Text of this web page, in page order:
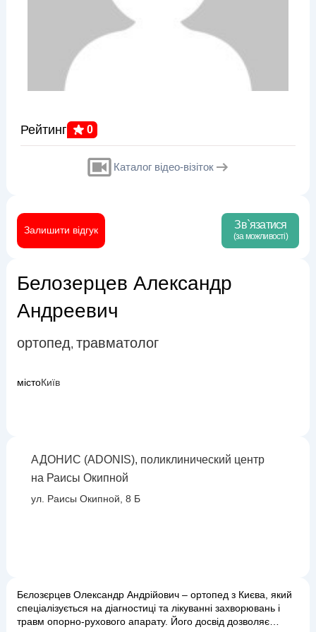
Рейтинг 0
Каталог відео-візіток
Залишити відгук Зв`язатися
(за можливості)
Белозерцев Александр
Андреевич
ортопед, травматолог
містоКиїв
АДОНИС (ADONIS), поликлинический центр
на Раисы Окипной
ул. Раисы Окипной, 8 Б
Бєлозєрцев Олександр Андрійович – ортопед з Києва, який
спеціалізується на діагностиці та лікуванні захворювань і
травм опорно-рухового апарату. Його досвід дозволяє